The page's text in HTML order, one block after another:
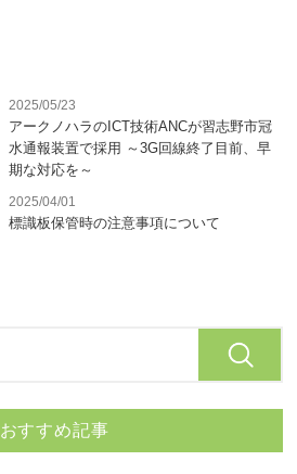
2025/05/23
アークノハラのICT技術ANCが習志野市冠
水通報装置で採用 ～3G回線終了目前、早
期な対応を～
2025/04/01
標識板保管時の注意事項について
おすすめ記事